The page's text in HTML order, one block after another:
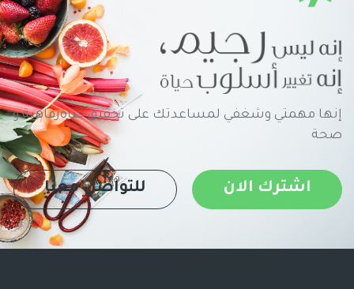
إنها مهمتي وشغفي لمساعدتك على تحقيق حياةرفاهية و
صحة
اشترك الان للتواصل معنا